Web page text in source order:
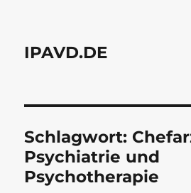
IPAVD.DE
Schlagwort:
Psychiatrie und
Psychotherapie